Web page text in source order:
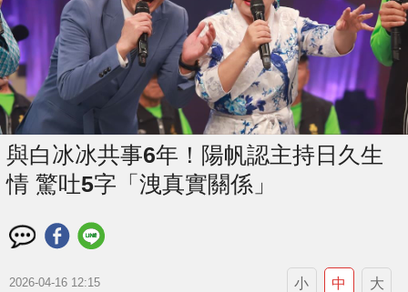
與白冰冰共事6年！陽帆認主持日久生
情 驚吐5字「洩真實關係」
2026-04-16 12:15 小 中 大